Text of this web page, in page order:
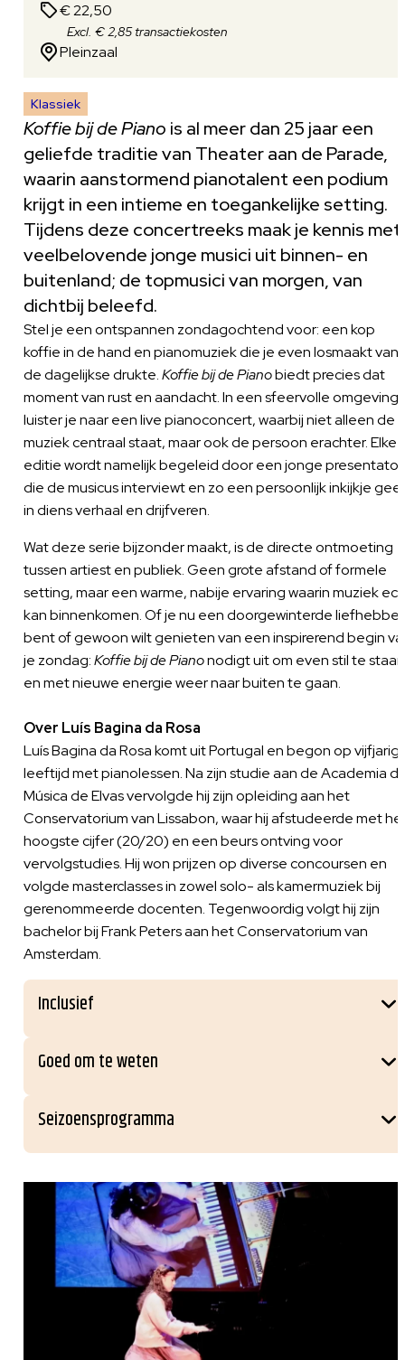
Klassiek
Koffie bij de Piano is al meer dan 25 jaar een
geliefde traditie van Theater aan de Parade,
waarin aanstormend pianotalent een podium
krijgt in een intieme en toegankelijke setting.
Tijdens deze concertreeks maak je kennis met
veelbelovende jonge musici uit binnen- en
buitenland; de topmusici van morgen, van
dichtbij beleefd.
Stel je een ontspannen zondagochtend voor: een kop
koffie in de hand en pianomuziek die je even losmaakt van
de dagelijkse drukte.Koffie bij de Pianobiedt precies dat
moment van rust en aandacht. In een sfeervolle omgeving
luister je naar een live pianoconcert, waarbij niet alleen de
muziek centraal staat, maar ook de persoon erachter. Elke
editie wordt namelijk begeleid door een jonge presentator
die de musicus interviewt en zo een persoonlijk inkijkje
in diens verhaal en drijfveren.
Wat deze serie bijzonder maakt, is de directe ontmoeting
tussen artiest en publiek. Geen grote afstand of formele
setting, maar een warme, nabije ervaring waarin muziek
kan binnenkomen. Of je nu een doorgewinterde liefhebber
bent of gewoon wilt genieten van een inspirerend begin
je zondag:Koffie bij de Pianonodigt uit om even stil te staan
en met nieuwe energie weer naar buiten te gaan.
Over Luís Bagina da Rosa
Luís Bagina da Rosa komt uit Portugal en begon op
leeftijd met pianolessen. Na zijn studie aan de Academia
Música de Elvas vervolgde hij zijn opleiding aan het
Conservatorium van Lissabon, waar hij afstudeerde met
hoogste cijfer (20/20) en een beurs ontving voor
vervolgstudies. Hij won prijzen op diverse concoursen en
volgde masterclasses in zowel solo- als kamermuziek bij
gerenommeerde docenten. Tegenwoordig volgt hij zijn
bachelor bij Frank Peters aan het Conservatorium van
Amsterdam.
Inclusief
Goed om te weten
Seizoensprogramma
€ 22,50
Excl. € 2,85 transactiekosten
Pleinzaal